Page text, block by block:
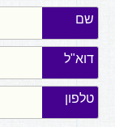
שם
דוא"ל
טלפון